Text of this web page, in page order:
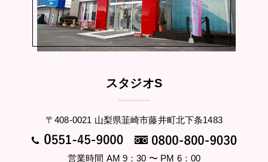
スタジオS
〒408-0021 山梨県韮崎市藤井町北下条1483
営業時間 AM 9：30 〜 PM 6：00